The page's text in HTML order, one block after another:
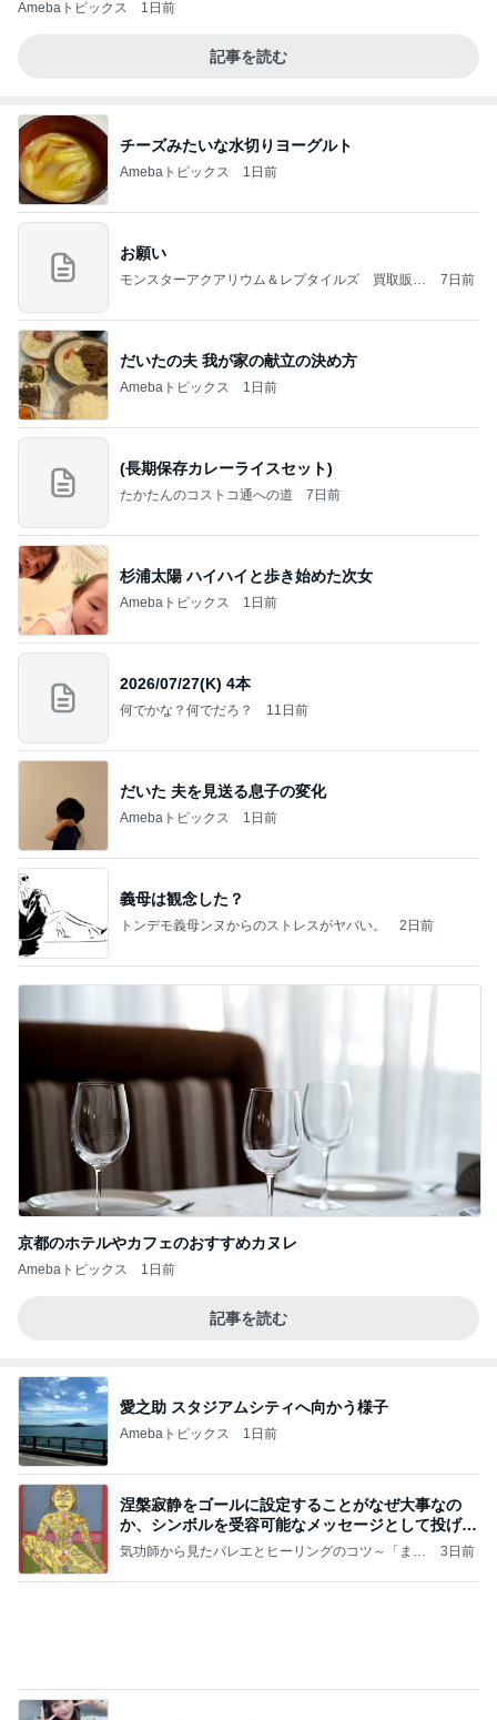
Amebaトピックス 1日前
記事を読む
チーズみたいな水切りヨーグルト
Amebaトピックス 1日前
お願い
モンスターアクアリウム＆レプタイルズ 買取販売
7日前
だいたの夫 我が家の献立の決め方
Amebaトピックス 1日前
(長期保存カレーライスセット)
たかたんのコストコ通への道 7日前
杉浦太陽 ハイハイと歩き始めた次女
Amebaトピックス 1日前
2026/07/27(K) 4本
何でかな？何でだろ？ 11日前
だいた 夫を見送る息子の変化
Amebaトピックス 1日前
義母は観念した？
トンデモ義母ンヌからのストレスがヤバい。 2日前
京都のホテルやカフェのおすすめカヌレ
Amebaトピックス 1日前
記事を読む
愛之助 スタジアムシティへ向かう様子
Amebaトピックス 1日前
涅槃寂静をゴールに設定することがなぜ大事なの
か、シンボルを受容可能なメッセージとして投げる
ことが
気功師から見たバレエとヒーリングのコツ～「まと
3日前